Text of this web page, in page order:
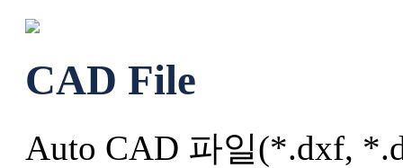
CAD File
Auto CAD 파일(*.dxf,